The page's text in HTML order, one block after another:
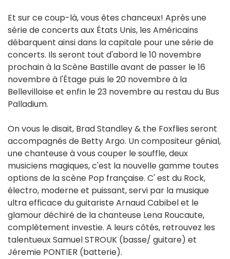
Et sur ce coup-là, vous êtes chanceux! Après une
série de concerts aux États Unis, les Américains
débarquent ainsi dans la capitale pour une série de
concerts. Ils seront tout d'abord le 10 novembre
prochain à la Scène Bastille avant de passer le 16
novembre à l'Étage puis le 20 novembre à la
Bellevilloise et enfin le 23 novembre au restau du Bus
Palladium.
On vous le disait, Brad Standley & the Foxflies seront
accompagnés de Betty Argo. Un compositeur génial,
une chanteuse à vous couper le souffle, deux
musiciens magiques, c'est la nouvelle gamme toutes
options de la scène Pop française. C' est du Rock,
électro, moderne et puissant, servi par la musique
ultra efficace du guitariste Arnaud Cabibel et le
glamour déchiré de la chanteuse Lena Roucaute,
complètement investie. A leurs côtés, retrouvez les
talentueux Samuel STROUK (basse/ guitare) et
Jéremie PONTIER (batterie).